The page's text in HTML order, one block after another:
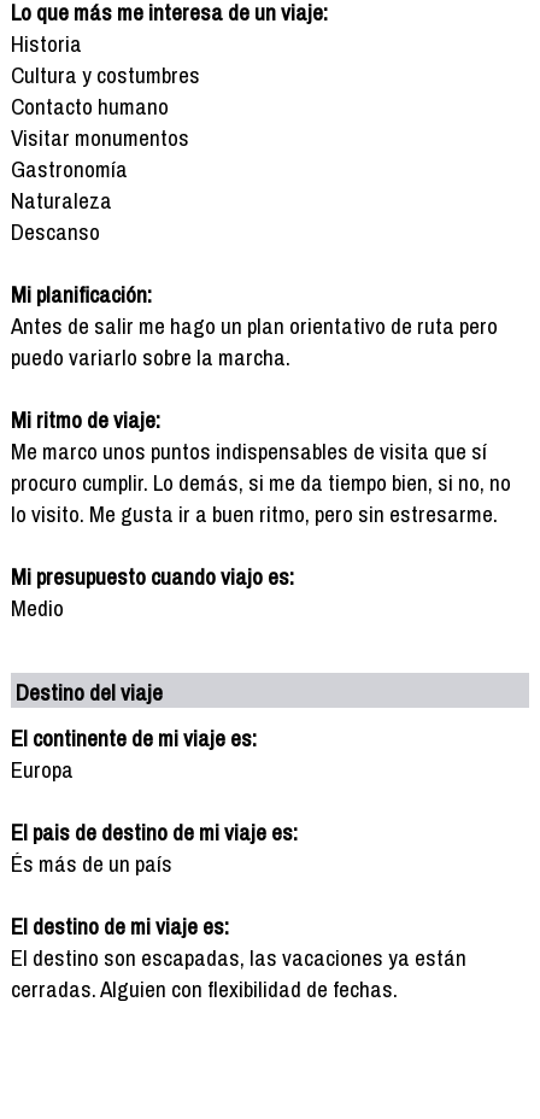
Lo que más me interesa de un viaje:
Historia
Cultura y costumbres
Contacto humano
Visitar monumentos
Gastronomía
Naturaleza
Descanso
Mi planificación:
Antes de salir me hago un plan orientativo de ruta pero
puedo variarlo sobre la marcha.
Mi ritmo de viaje:
Me marco unos puntos indispensables de visita que sí
procuro cumplir. Lo demás, si me da tiempo bien, si no, no
lo visito. Me gusta ir a buen ritmo, pero sin estresarme.
Mi presupuesto cuando viajo es:
Medio
Destino del viaje
El continente de mi viaje es:
Europa
El pais de destino de mi viaje es:
És más de un país
El destino de mi viaje es:
El destino son escapadas, las vacaciones ya están
cerradas. Alguien con flexibilidad de fechas.